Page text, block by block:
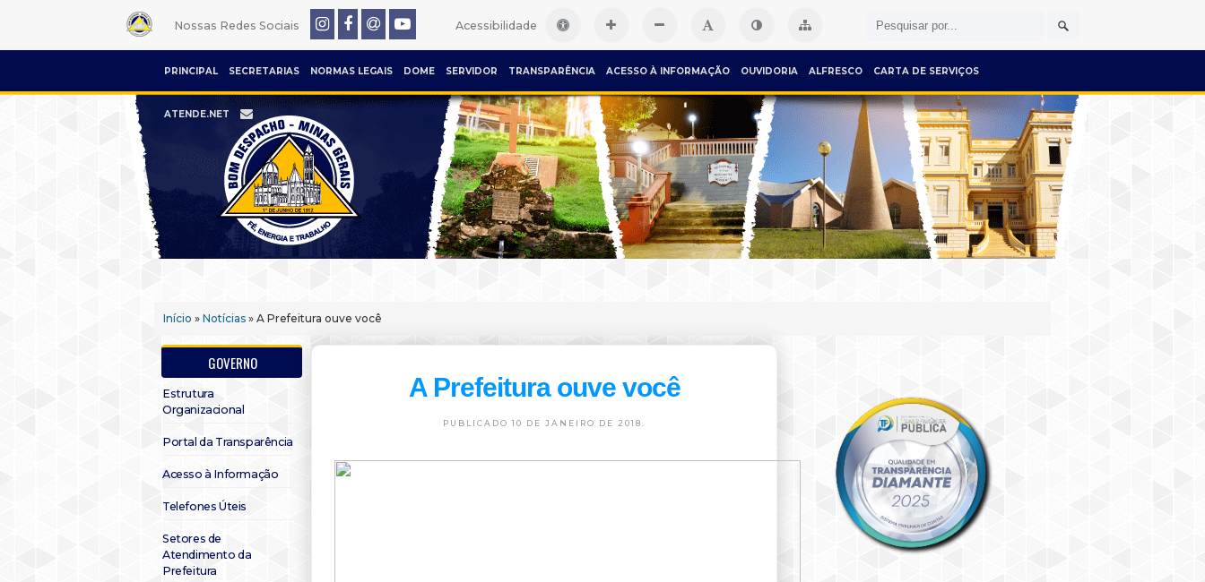
Nossas Redes Sociais Acessibilidade
PRINCIPAL SECRETARIAS NORMAS LEGAIS DOME SERVIDOR TRANSPARÊNCIA ACESSO À INFORMAÇÃO OUVIDORIA ALFRESCO CARTA DE SERVIÇOS
ATENDE.NET
Início » Notícias » A Prefeitura ouve você
GOVERNO
Estrutura
Organizacional
Portal da Transparência
Acesso à Informação
Telefones Úteis
Setores de
Atendimento da
Prefeitura
A Prefeitura ouve você
PUBLICADO 10 DE JANEIRO DE 2018.